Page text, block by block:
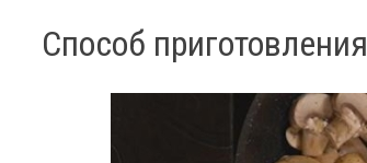
Способ приготовления